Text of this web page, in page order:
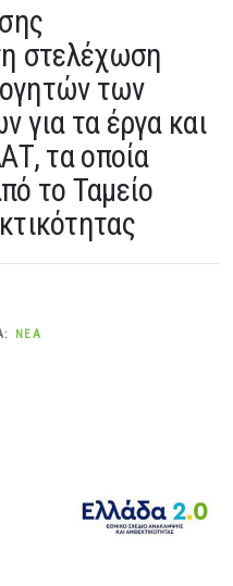
στελέχωση
των
για τα έργα και
τα οποία
το Ταμείο
ΝΈΑ